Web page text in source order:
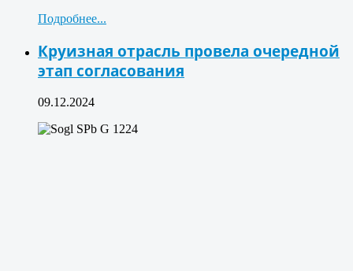
Подробнее...
Круизная отрасль провела очередной
этап согласования
09.12.2024